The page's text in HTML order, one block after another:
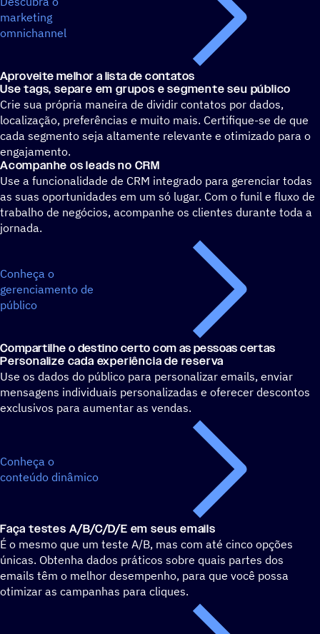
marketing
omnichannel
Aproveite melhor a lista de contatos
Use tags, separe em grupos e segmente seu público
Crie sua própria maneira de dividir contatos por dados,
localização, preferências e muito mais. Certifique-se de que
cada segmento seja altamente relevante e otimizado para o
engajamento.
Acompanhe os leads no CRM
Use a funcionalidade de CRM integrado para gerenciar todas
as suas oportunidades em um só lugar. Com o funil e fluxo de
trabalho de negócios, acompanhe os clientes durante toda a
jornada.
Conheça o
gerenciamento de
público
Compartilhe o destino certo com as pessoas certas
Personalize cada experiência de reserva
Use os dados do público para personalizar emails, enviar
mensagens individuais personalizadas e oferecer descontos
exclusivos para aumentar as vendas.
Conheça o
conteúdo dinâmico
Faça testes A/B/C/D/E em seus emails
É o mesmo que um teste A/B, mas com até cinco opções
únicas. Obtenha dados práticos sobre quais partes dos
emails têm o melhor desempenho, para que você possa
otimizar as campanhas para cliques.